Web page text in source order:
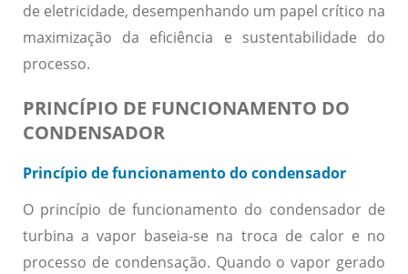
de eletricidade, desempenhando um papel crítico na
maximização da eficiência e sustentabilidade do
processo.
PRINCÍPIO DE FUNCIONAMENTO DO
CONDENSADOR
Princípio de funcionamento do condensador
O princípio de funcionamento do condensador de
turbina a vapor baseia-se na troca de calor e no
processo de condensação. Quando o vapor gerado